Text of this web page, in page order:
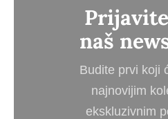
naš
Budite prvi koji
najnovijim
ekskluzivnim